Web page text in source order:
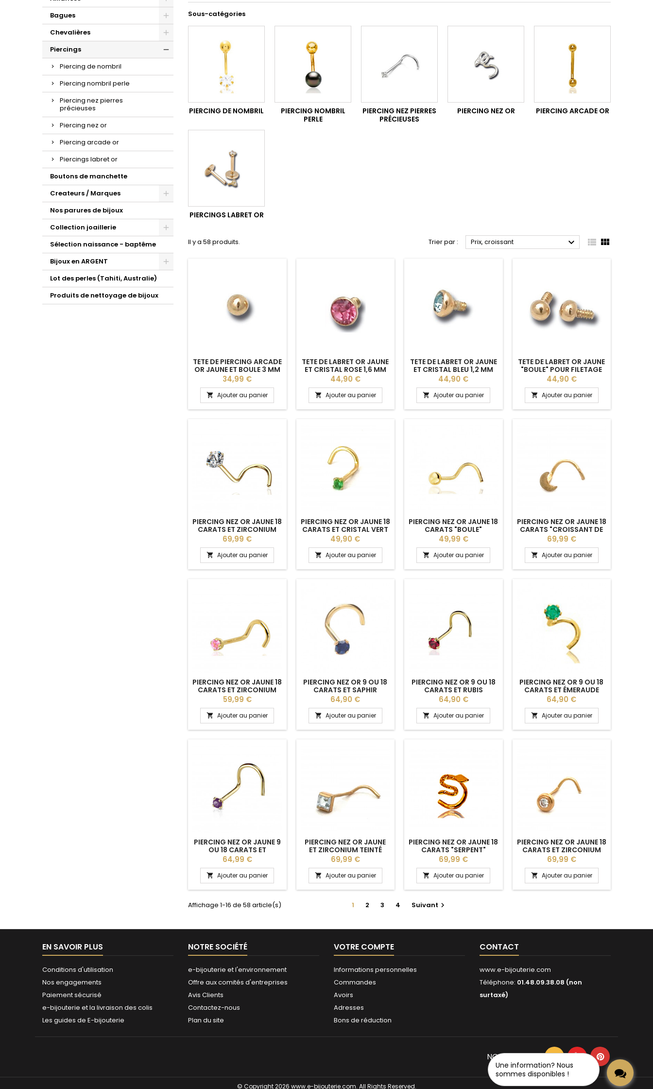
Une information? Nous
sommes disponibles !
d'oreilles or et zirconium.
la sublime maille gourmette.
croix à porter au quotidien.
Bagues
Chevalières
Piercings
Piercing de nombril
Piercing nombril perle
Piercing nez pierres
précieuses
Piercing nez or
Piercing arcade or
Piercings labret or
Boutons de manchette
Createurs / Marques
Nos parures de bijoux
Collection joaillerie
Sélection naissance - baptême
Bijoux en ARGENT
Lot des perles (Tahiti, Australie)
Produits de nettoyage de bijoux
Sous-catégories
PIERCING DE NOMBRIL
PIERCING NOMBRIL
PERLE
PIERCING NEZ PIERRES
PRÉCIEUSES
PIERCING NEZ OR PIERCING ARCADE OR
PIERCINGS LABRET OR
Il y a 58 produits. Trier par : Prix, croissant   
TETE DE PIERCING ARCADE
OR JAUNE ET BOULE 3 MM
Prix
34,99 €
 Ajouter au panier
TETE DE LABRET OR JAUNE
ET CRISTAL ROSE 1,6 MM
Prix
44,90 €
 Ajouter au panier
TETE DE LABRET OR JAUNE
ET CRISTAL BLEU 1,2 MM
Prix
44,90 €
 Ajouter au panier
TETE DE LABRET OR JAUNE
"BOULE" POUR FILETAGE
DE 1,2 MM
Prix
44,90 €
 Ajouter au panier
PIERCING NEZ OR JAUNE 18
CARATS ET ZIRCONIUM
Prix
69,99 €
 Ajouter au panier
PIERCING NEZ OR JAUNE 18
CARATS ET CRISTAL VERT
CLAIR
Prix
49,90 €
 Ajouter au panier
PIERCING NEZ OR JAUNE 18
CARATS "BOULE"
Prix
49,99 €
 Ajouter au panier
PIERCING NEZ OR JAUNE 18
CARATS "CROISSANT DE
LUNE"
Prix
69,99 €
 Ajouter au panier
PIERCING NEZ OR JAUNE 18
CARATS ET ZIRCONIUM
ROSE
Prix
59,99 €
 Ajouter au panier
PIERCING NEZ OR 9 OU 18
CARATS ET SAPHIR
Prix
64,90 €
 Ajouter au panier
PIERCING NEZ OR 9 OU 18
CARATS ET RUBIS
Prix
64,90 €
 Ajouter au panier
PIERCING NEZ OR 9 OU 18
CARATS ET ÉMERAUDE
Prix
64,90 €
 Ajouter au panier
PIERCING NEZ OR JAUNE 9
OU 18 CARATS ET
AMÉTHYSTE
Prix
64,99 €
 Ajouter au panier
PIERCING NEZ OR JAUNE
ET ZIRCONIUM TEINTÉ
Prix
69,99 €
 Ajouter au panier
PIERCING NEZ OR JAUNE 18
CARATS "SERPENT"
Prix
69,99 €
 Ajouter au panier
PIERCING NEZ OR JAUNE 18
CARATS ET ZIRCONIUM
Prix
69,99 €
 Ajouter au panier
Affichage 1-16 de 58 article(s) 1 2 3 4 Suivant 
EN SAVOIR PLUS
Conditions d'utilisation
Nos engagements
Paiement sécurisé
e-bijouterie et la livraison des colis
Les guides de E-bijouterie
NOTRE SOCIÉTÉ
e-bijouterie et l'environnement
Offre aux comités d'entreprises
Avis Clients
Contactez-nous
Plan du site
VOTRE COMPTE
Informations personnelles
Commandes
Avoirs
Adresses
Bons de réduction
CONTACT
www.e-bijouterie.com
Téléphone: 01.48.09.38.08 (non
surtaxé)
NOUS SUIVRE
© Copyright 2026 www.e-bijouterie.com. All Rights Reserved.